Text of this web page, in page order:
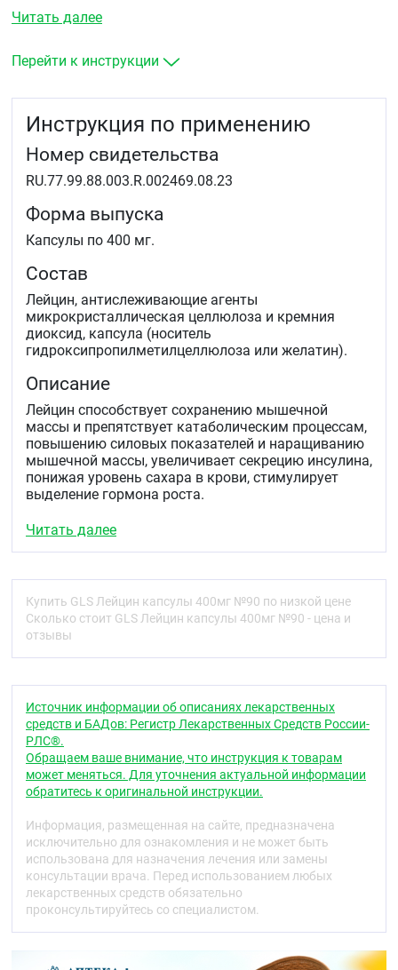
Читать далее
Перейти к инструкции
Инструкция по применению
Номер свидетельства
RU.77.99.88.003.R.002469.08.23
Форма выпуска
Капсулы по 400 мг.
Состав
Лейцин, антислеживающие агенты
микрокристаллическая целлюлоза и кремния
диоксид, капсула (носитель
гидроксипропилметилцеллюлоза или желатин).
Описание
Лейцин способствует сохранению мышечной
массы и препятствует катаболическим процессам,
повышению силовых показателей и наращиванию
мышечной массы, увеличивает секрецию инсулина,
понижая уровень сахара в крови, стимулирует
выделение гормона роста.
Область применения
Рекомендуется в качестве биологически активной
Рекомендации по применению
необходимости прием можно повторить.
Противопоказания
Индивидуальная непереносимость компонентов,
беременность, кормление грудью.
Особые указания
Биологически активная добавка (БАД) к пище.
Не является лекарственным средством.
Перед применением рекомендуется
проконсультироваться с врачом.
Условия хранения
Читать далее
Купить GLS Лейцин капсулы 400мг №90 по низкой цене
Сколько стоит GLS Лейцин капсулы 400мг №90 - цена и
отзывы
Источник информации об описаниях лекарственных
средств и БАДов: Регистр Лекарственных Средств России-
РЛС®.
Обращаем ваше внимание, что инструкция к товарам
может меняться. Для уточнения актуальной информации
обратитесь к оригинальной инструкции.
Информация, размещенная на сайте, предназначена
исключительно для ознакомления и не может быть
использована для назначения лечения или замены
консультации врача. Перед использованием любых
лекарственных средств обязательно
проконсультируйтесь со специалистом.